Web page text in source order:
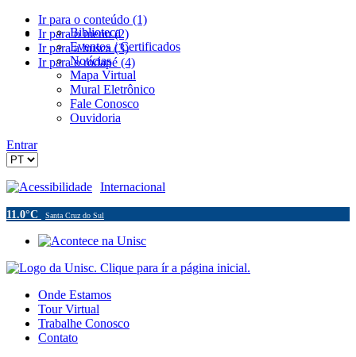
Ir para o conteúdo (1)
Ir para o menu (2)
Ir para a busca (3)
Ir para o rodapé (4)
Biblioteca
Eventos / Certificados
Notícias
Mapa Virtual
Mural Eletrônico
Fale Conosco
Ouvidoria
Entrar
Acessibilidade Internacional
11.0°C Santa Cruz do Sul
Onde Estamos
Tour Virtual
Trabalhe Conosco
Contato